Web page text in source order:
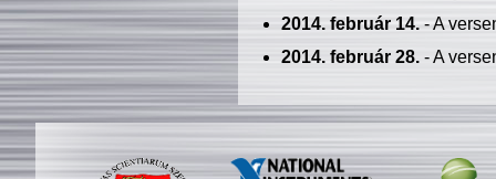
2014. február 14.- A
2014. február 28.- A